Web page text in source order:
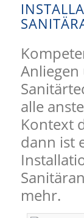
alle
Kontext
dann ist
mehr.